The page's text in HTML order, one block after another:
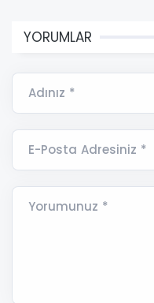
YORUMLAR
Adınız *
E-Posta Adresiniz *
Yorumunuz *